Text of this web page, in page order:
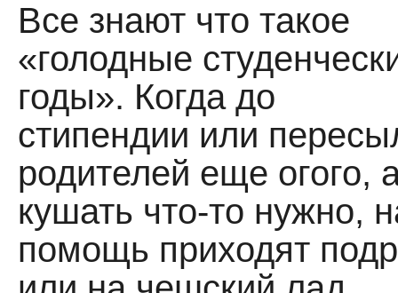
Все знают что такое
«голодные
годы». Когда до
стипендии или
родителей еще огого,
кушать что-то нужно,
помощь приходят